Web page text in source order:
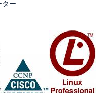
ー